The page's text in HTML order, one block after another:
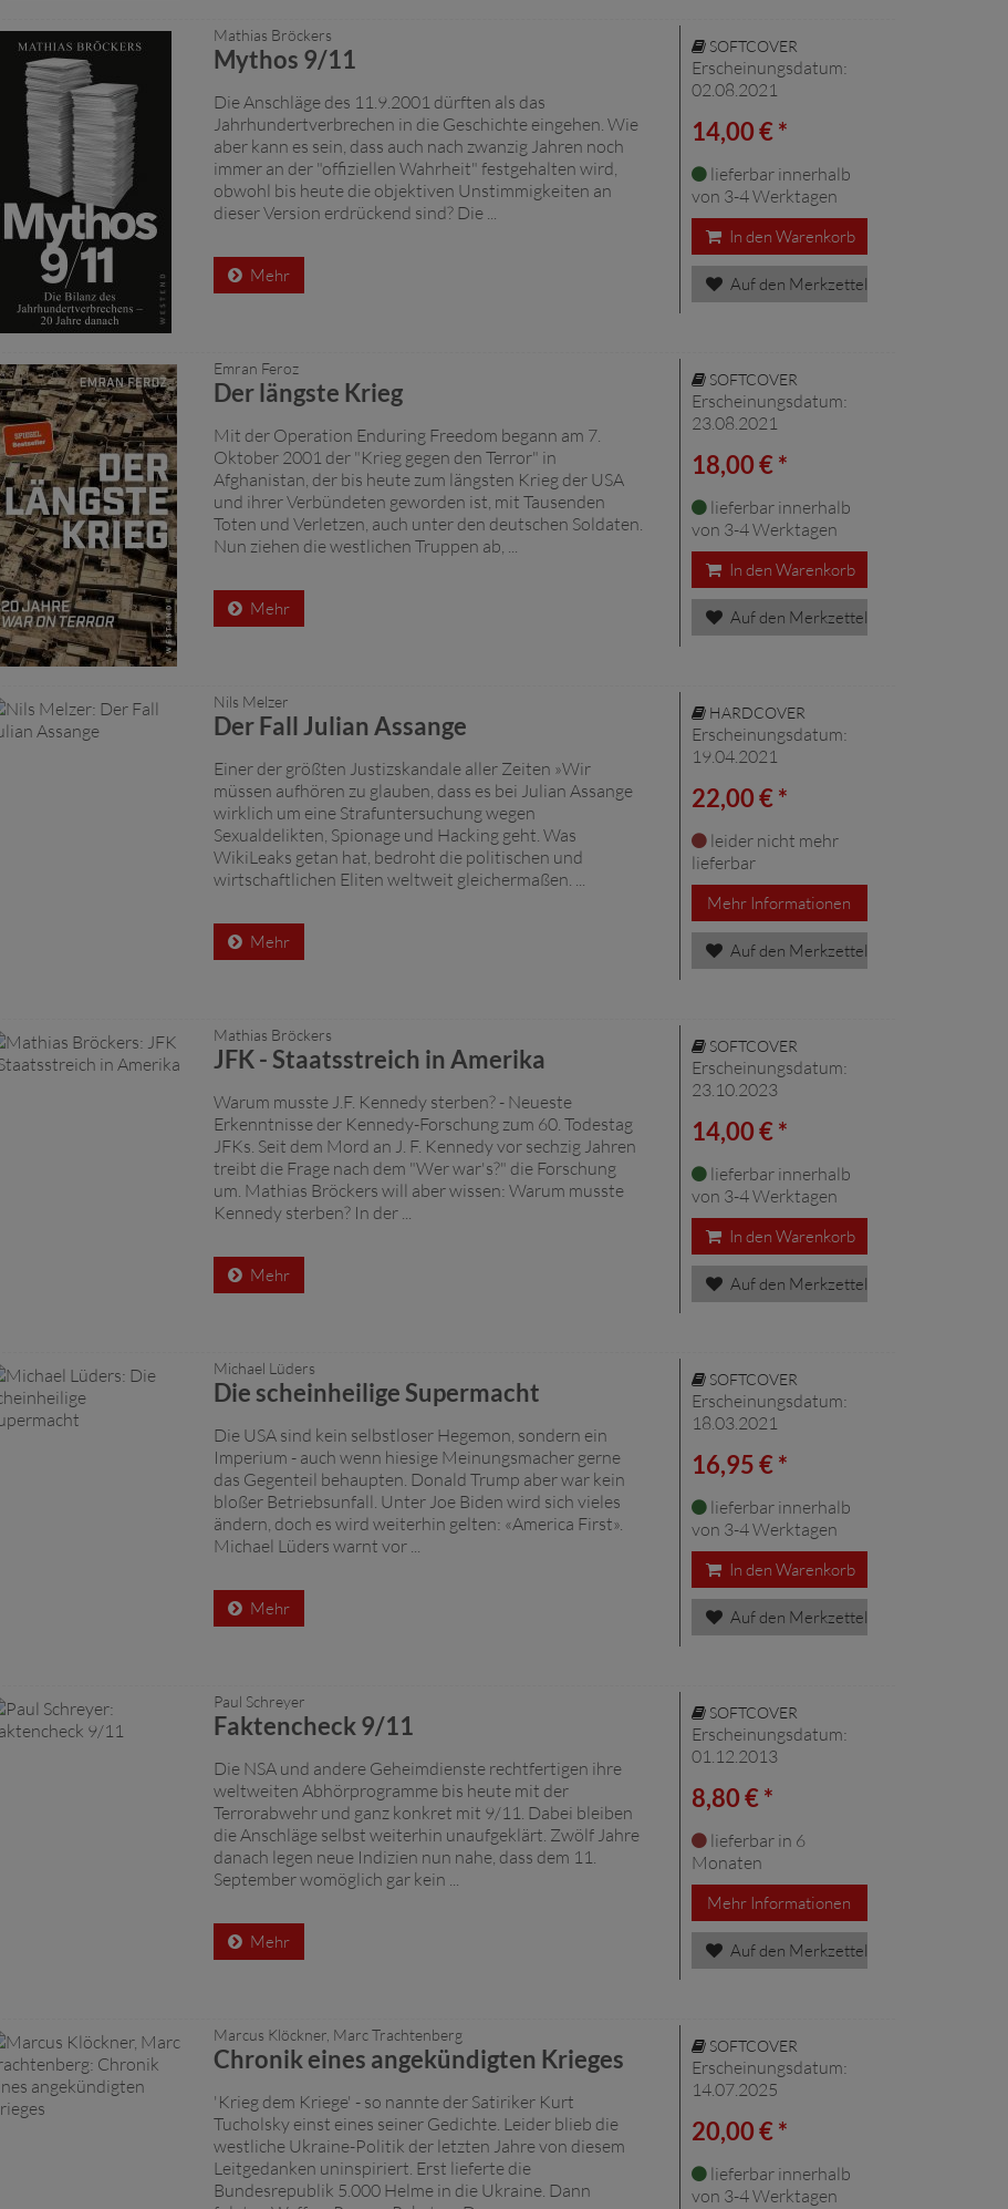
Mathias Bröckers
Mythos 9/11
Die Anschläge des 11.9.2001 dürften als das
Jahrhundertverbrechen in die Geschichte eingehen. Wie
aber kann es sein, dass auch nach zwanzig Jahren noch
immer an der "offiziellen Wahrheit" festgehalten wird,
obwohl bis heute die objektiven Unstimmigkeiten an
dieser Version erdrückend sind? Die ...
Mehr
SOFTCOVER
Erscheinungsdatum:
02.08.2021
14,00 € *
lieferbar innerhalb
von 3-4 Werktagen
In den Warenkorb
Auf den Merkzettel
Emran Feroz
Der längste Krieg
Mit der Operation Enduring Freedom begann am 7.
Oktober 2001 der "Krieg gegen den Terror" in
Afghanistan, der bis heute zum längsten Krieg der USA
und ihrer Verbündeten geworden ist, mit Tausenden
Toten und Verletzen, auch unter den deutschen Soldaten.
Nun ziehen die westlichen Truppen ab, ...
Mehr
SOFTCOVER
Erscheinungsdatum:
23.08.2021
18,00 € *
lieferbar innerhalb
von 3-4 Werktagen
In den Warenkorb
Auf den Merkzettel
Nils Melzer
Der Fall Julian Assange
Einer der größten Justizskandale aller Zeiten »Wir
müssen aufhören zu glauben, dass es bei Julian Assange
wirklich um eine Strafuntersuchung wegen
Sexualdelikten, Spionage und Hacking geht. Was
WikiLeaks getan hat, bedroht die politischen und
wirtschaftlichen Eliten weltweit gleichermaßen. ...
Mehr
HARDCOVER
Erscheinungsdatum:
19.04.2021
22,00 € *
leider nicht mehr
lieferbar
Mehr Informationen
Auf den Merkzettel
Mathias Bröckers
JFK - Staatsstreich in Amerika
Warum musste J.F. Kennedy sterben? - Neueste
Erkenntnisse der Kennedy-Forschung zum 60. Todestag
JFKs. Seit dem Mord an J. F. Kennedy vor sechzig Jahren
treibt die Frage nach dem "Wer war's?" die Forschung
um. Mathias Bröckers will aber wissen: Warum musste
Kennedy sterben? In der ...
Mehr
SOFTCOVER
Erscheinungsdatum:
23.10.2023
14,00 € *
lieferbar innerhalb
von 3-4 Werktagen
In den Warenkorb
Auf den Merkzettel
Michael Lüders
Die scheinheilige Supermacht
Die USA sind kein selbstloser Hegemon, sondern ein
Imperium - auch wenn hiesige Meinungsmacher gerne
das Gegenteil behaupten. Donald Trump aber war kein
bloßer Betriebsunfall. Unter Joe Biden wird sich vieles
ändern, doch es wird weiterhin gelten: «America First».
Michael Lüders warnt vor ...
Mehr
SOFTCOVER
Erscheinungsdatum:
18.03.2021
16,95 € *
lieferbar innerhalb
von 3-4 Werktagen
In den Warenkorb
Auf den Merkzettel
Paul Schreyer
Faktencheck 9/11
Die NSA und andere Geheimdienste rechtfertigen ihre
weltweiten Abhörprogramme bis heute mit der
Terrorabwehr und ganz konkret mit 9/11. Dabei bleiben
die Anschläge selbst weiterhin unaufgeklärt. Zwölf Jahre
danach legen neue Indizien nun nahe, dass dem 11.
September womöglich gar kein ...
Mehr
SOFTCOVER
Erscheinungsdatum:
01.12.2013
8,80 € *
lieferbar in 6
Monaten
Mehr Informationen
Auf den Merkzettel
Marcus Klöckner, Marc Trachtenberg
Chronik eines angekündigten Krieges
'Krieg dem Kriege' - so nannte der Satiriker Kurt
Tucholsky einst eines seiner Gedichte. Leider blieb die
westliche Ukraine-Politik der letzten Jahre von diesem
Leitgedanken uninspiriert. Erst lieferte die
Bundesrepublik 5.000 Helme in die Ukraine. Dann
SOFTCOVER
Erscheinungsdatum:
14.07.2025
20,00 € *
lieferbar innerhalb
von 3-4 Werktagen